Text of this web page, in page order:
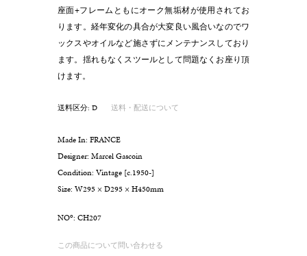
座面+フレームともにオーク無垢材が使用されてお
ります。経年変化の具合が大変良い風合いなのでワ
ックスやオイルなど施さずにメンテナンスしており
ます。揺れもなくスツールとして問題なくお座り頂
けます。
送料区分: D 送料・配送について
Made In: FRANCE
Designer: Marcel Gascoin
Condition: Vintage [c.1950-]
Size: W295 × D295 × H450mm
NOo: CH207
この商品について問い合わせる